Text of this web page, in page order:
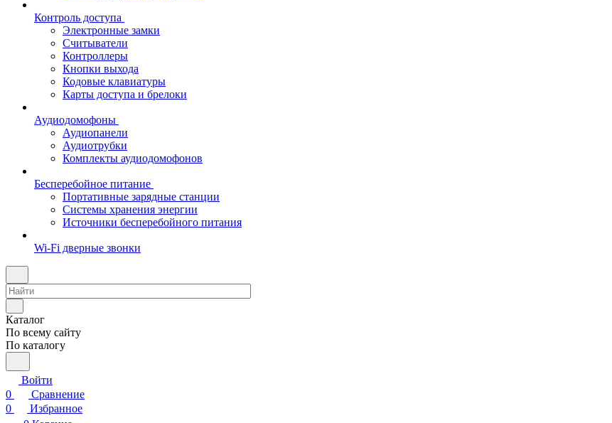
Контроль доступа
Электронные замки
Считыватели
Контроллеры
Кнопки выхода
Кодовые клавиатуры
Карты доступа и брелоки
Аудиодомофоны
Аудиопанели
Аудиотрубки
Комплекты аудиодомофонов
Бесперебойное питание
Портативные зарядные станции
Системы хранения энергии
Источники бесперебойного питания
Wi-Fi дверные звонки
Каталог
По всему сайту
По каталогу
Войти
0
Сравнение
0
Избранное